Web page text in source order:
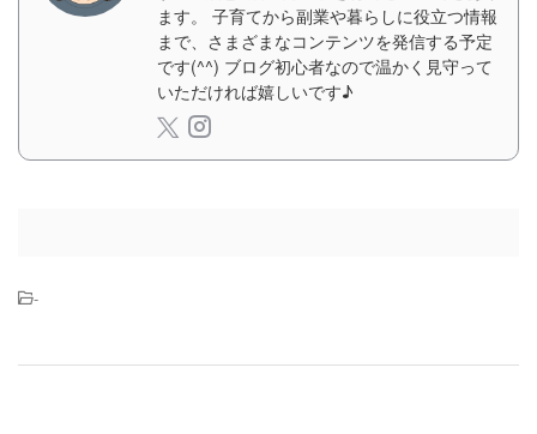
ます。 子育てから副業や暮らしに役立つ情報
まで、さまざまなコンテンツを発信する予定
です(^^) ブログ初心者なので温かく見守って
いただければ嬉しいです♪
-